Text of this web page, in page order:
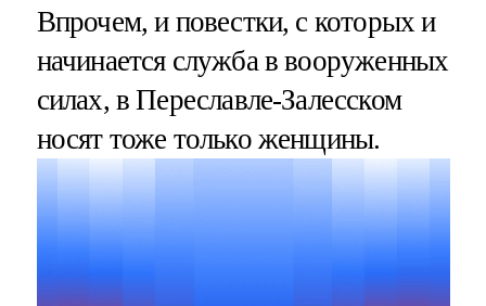
Впрочем, и повестки, с которых и
начинается служба в вооруженных
силах, в Переславле-Залесском
носят тоже только женщины.